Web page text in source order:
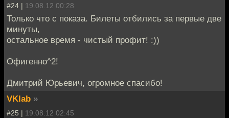
#24 | 19.08.12 00:28
Только что с показа. Билеты отбились за первые две
минуты,
остальное время - чистый профит! :))
Офигенно^2!
Дмитрий Юрьевич, огромное спасибо!
VKlab »
#25 | 19.08.12 02:45